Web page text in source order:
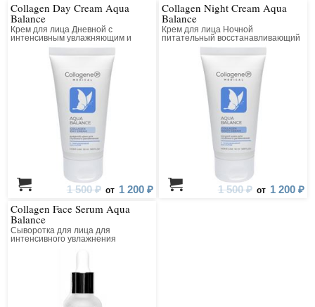
Collagen Day Cream Aqua
Balance
Крем для лица Дневной с
интенсивным увлажняющим и
лифтинг действием
1 500 ₽ от 1 200 ₽
Collagen Night Cream Aqua
Balance
Крем для лица Ночной
питательный восстанавливающий
1 500 ₽ от 1 200 ₽
Collagen Face Serum Aqua
Balance
Сыворотка для лица для
интенсивного увлажнения